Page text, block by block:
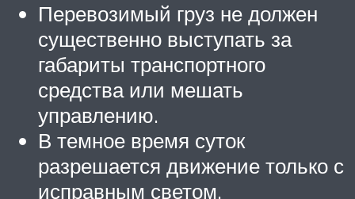
Перевозимый груз не должен
существенно выступать за
габариты транспортного
средства или мешать
управлению.
В темное время суток
разрешается движение только с
исправным светом.